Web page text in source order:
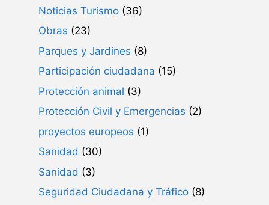
Noticias Turismo (36)
Obras (23)
Parques y Jardines (8)
Participación ciudadana (15)
Protección animal (3)
Protección Civil y Emergencias (2)
proyectos europeos (1)
Sanidad (30)
Sanidad (3)
Seguridad Ciudadana y Tráfico (8)